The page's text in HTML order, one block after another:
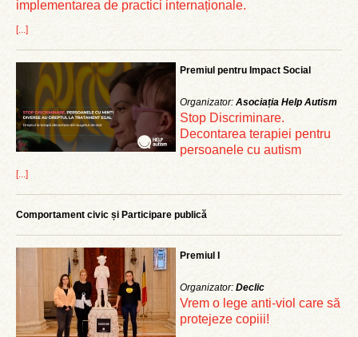
implementarea de practici internaționale.
[...]
Premiul pentru Impact Social
Organizator: Asociația Help Autism
Stop Discriminare.
Decontarea terapiei pentru
persoanele cu autism
[...]
Comportament civic și Participare publică
Premiul I
Organizator: Declic
Vrem o lege anti-viol care să
protejeze copiii!